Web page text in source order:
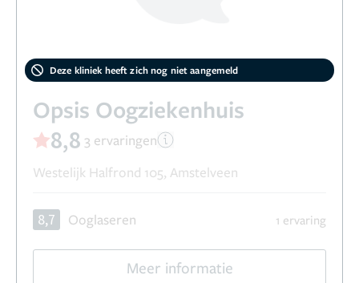
Deze kliniek heeft zich nog niet aangemeld
Opsis Oogziekenhuis
8,8 3 ervaringen
Westelijk Halfrond 105, Amstelveen
8,7 Ooglaseren 1 ervaring
Meer informatie